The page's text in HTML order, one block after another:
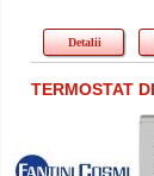
Detalii
TERMOSTAT